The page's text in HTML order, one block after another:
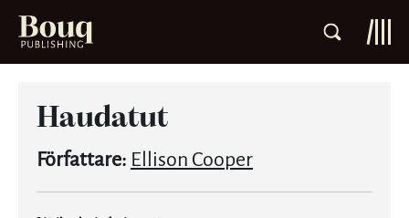
Haudatut
Författare: Ellison Cooper